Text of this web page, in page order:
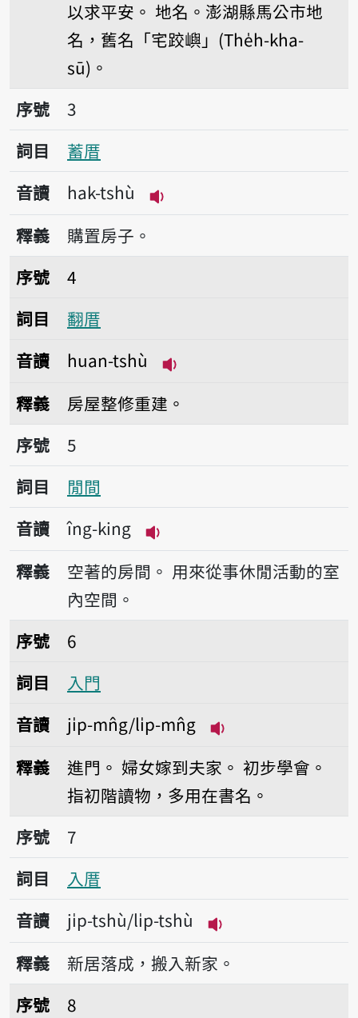
以求平安。 地名。澎湖縣馬公市地
名，舊名「宅跤嶼」(The̍h-kha-
sū)。
序號3蓄厝
序號
3
詞目
蓄厝
音讀
hak-tshù
播放音讀hak-tshù
釋義
購置房子。
序號4翻厝
序號
4
詞目
翻厝
音讀
huan-tshù
釋義
房屋整修重建。
序號5閒間
序號
5
詞目
閒間
音讀
îng-king
播放音讀îng-king
釋義 空著的房間。 用來從事休閒活動的室
內空間。
序號6入門
序號
6
詞目
入門
音讀
ji̍p-mn̂g/li̍p-mn̂g
釋義 進門。 婦女嫁到夫家。 初步學會。
指初階讀物，多用在書名。
序號7入厝
序號
7
詞目
入厝
音讀
ji̍p-tshù/li̍p-tshù
播放音讀ji̍p-tshù/
釋義
新居落成，搬入新家。
序號8顧門
序號
8